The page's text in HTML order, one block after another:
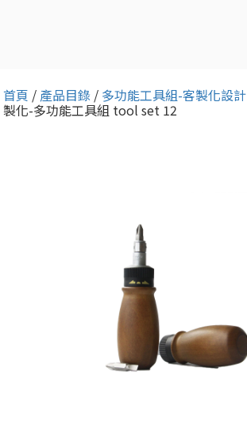
首頁 / 產品目錄 / 多功能工具組-客製化設計
製化-多功能工具組 tool set 12